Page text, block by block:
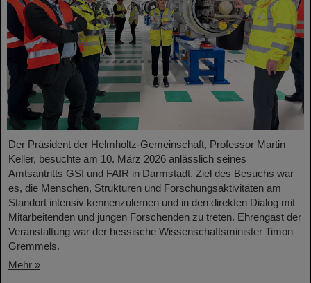
Der Präsident der Helmholtz-Gemeinschaft, Professor Martin
Keller, besuchte am 10. März 2026 anlässlich seines
Amtsantritts GSI und FAIR in Darmstadt. Ziel des Besuchs war
es, die Menschen, Strukturen und Forschungsaktivitäten am
Standort intensiv kennenzulernen und in den direkten Dialog mit
Mitarbeitenden und jungen Forschenden zu treten. Ehrengast der
Veranstaltung war der hessische Wissenschaftsminister Timon
Gremmels.
Mehr »